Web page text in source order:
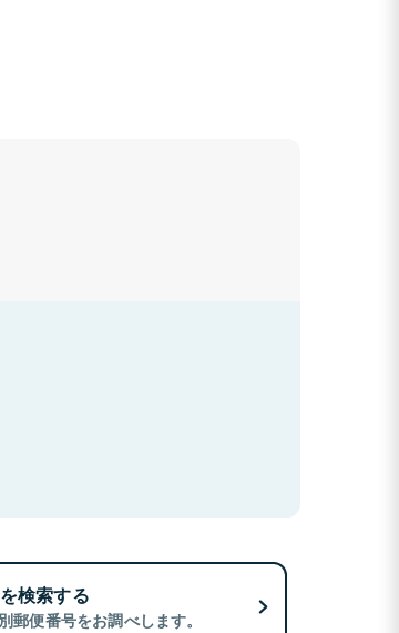
検索する
郵便番号をお調べします。